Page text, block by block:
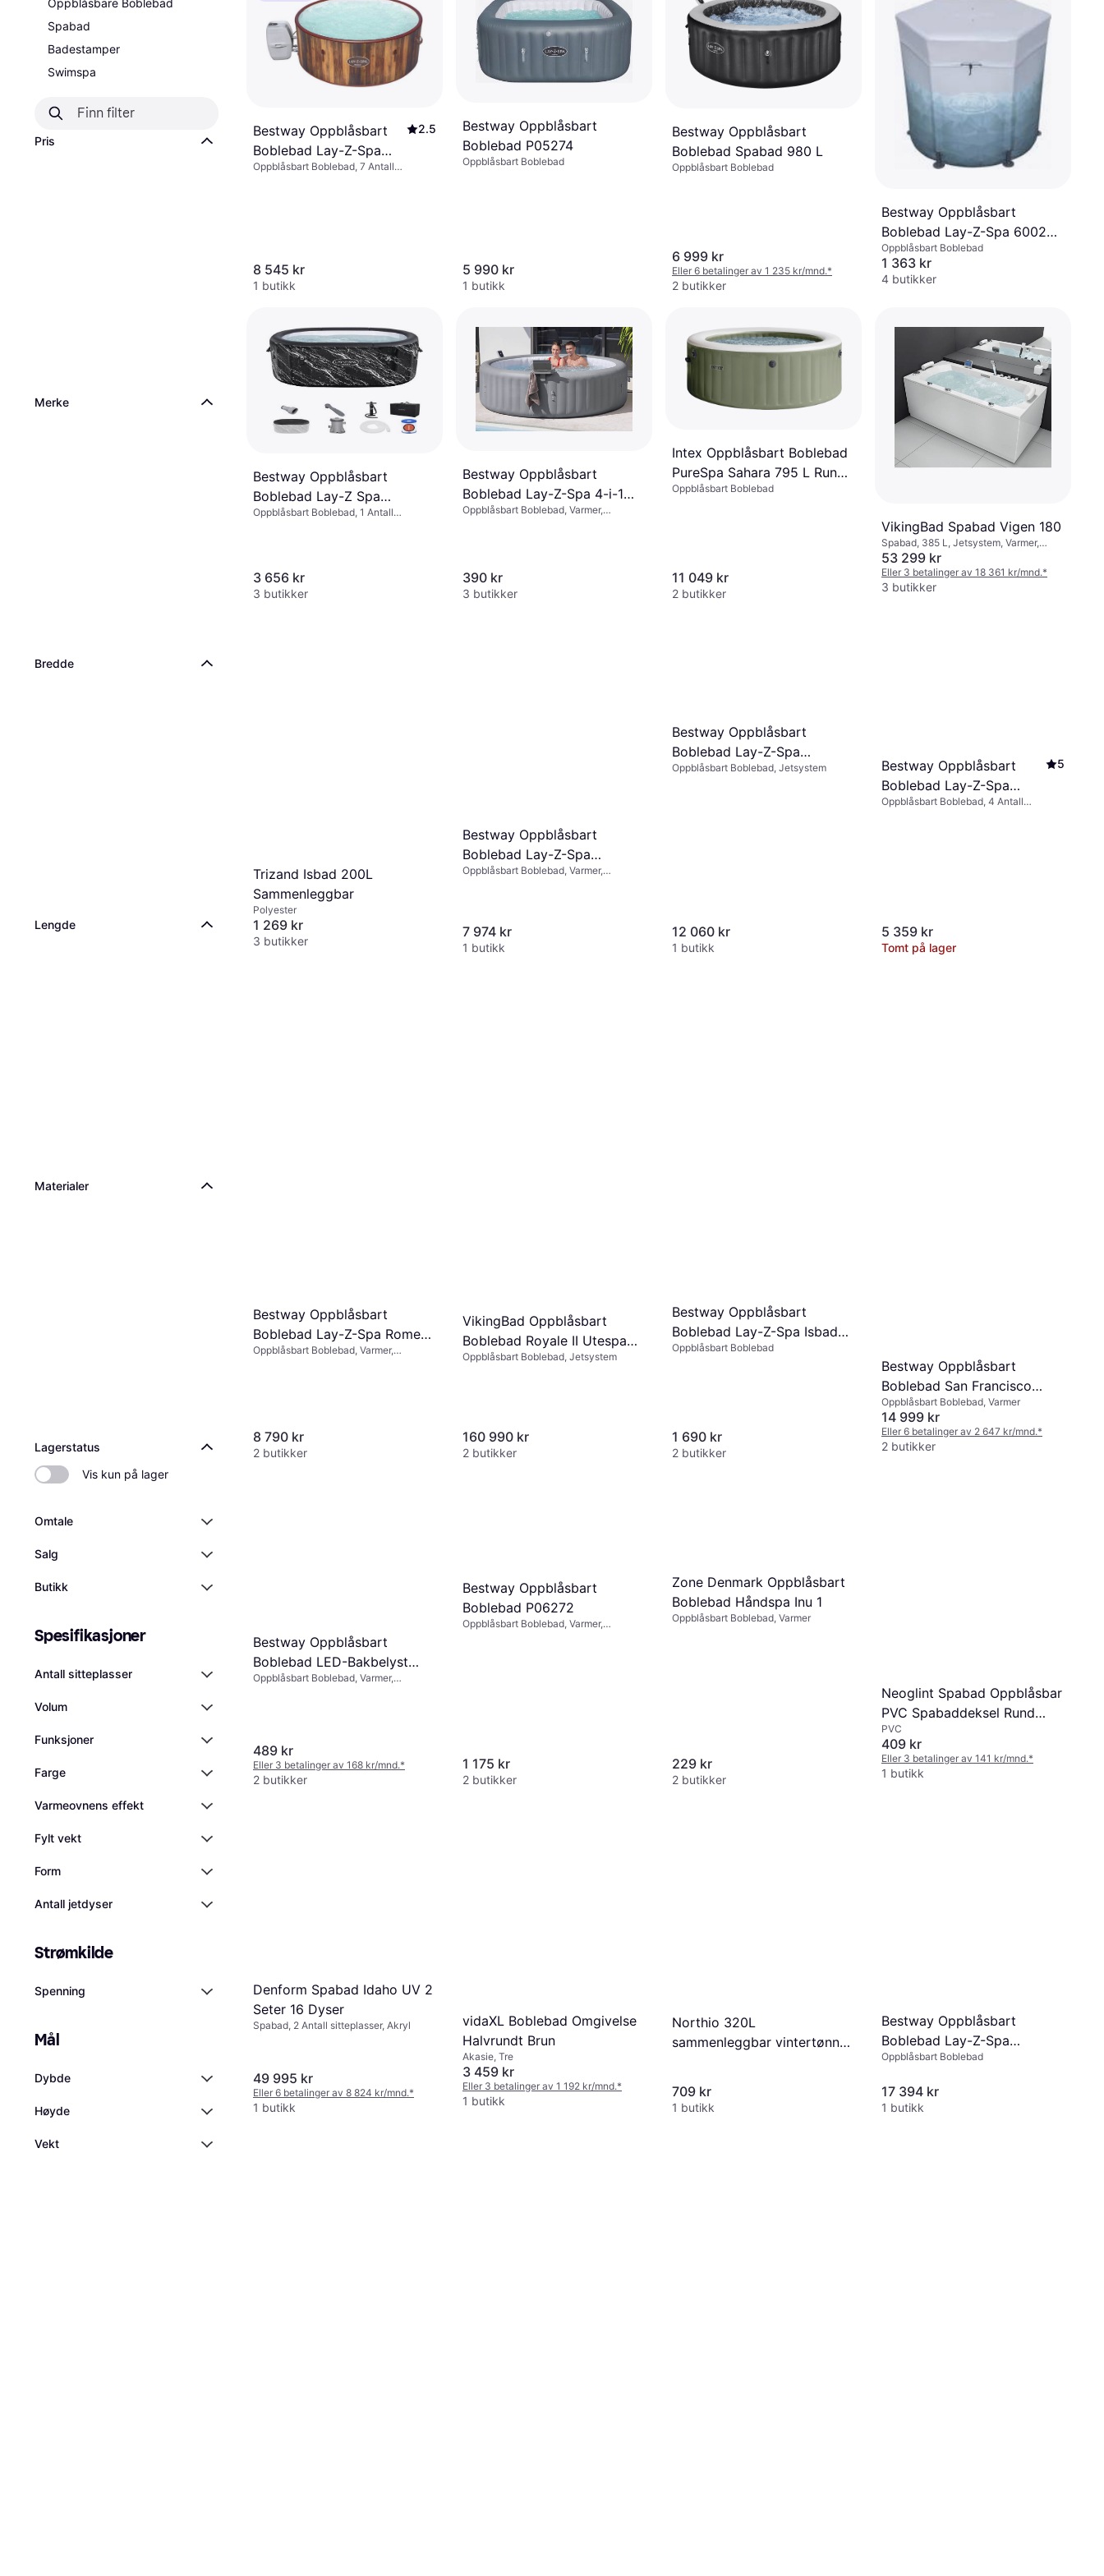
Oppblåsbare Boblebad
Spabad
Badestamper
Swimspa
Pris
Merke
Bredde
Lengde
Materialer
Lagerstatus
Vis kun på lager
Omtale
Salg
Butikk
Spesifikasjoner
Antall sitteplasser
Volum
Funksjoner
Farge
Varmeovnens effekt
Fylt vekt
Form
Antall jetdyser
Strømkilde
Spenning
Mål
Dybde
Høyde
Vekt
Bestway Oppblåsbart
Boblebad Lay-Z-Spa
Helsinki Airjet
2.5
Oppblåsbart Boblebad, 7 Antall
8 545 kr
1 butikk
Bestway Oppblåsbart
Boblebad P05274
Oppblåsbart Boblebad
5 990 kr
1 butikk
Bestway Oppblåsbart
Boblebad Spabad 980 L
Oppblåsbart Boblebad
6 999 kr
Eller 6 betalinger av 1 235 kr/mnd.*
2 butikker
Bestway Oppblåsbart
Boblebad Lay-Z-Spa 6002K
Glacial Dip Isbad 90 x 80 cm
Oppblåsbart Boblebad
1 363 kr
4 butikker
Bestway Oppblåsbart
Boblebad Lay-Z Spa
Inflatable Ice Bath
Oppblåsbart Boblebad, 1 Antall
3 656 kr
3 butikker
Bestway Oppblåsbart
Boblebad Lay-Z-Spa 4-i-1
Spabad-tilbehørsbakke
Oppblåsbart Boblebad, Varmer,
390 kr
3 butikker
Intex Oppblåsbart Boblebad
PureSpa Sahara 795 L Rund
Boblemassasje Sett
Oppblåsbart Boblebad
11 049 kr
2 butikker
VikingBad Spabad Vigen 180
Spabad, 385 L, Jetsystem, Varmer,
Boblefunksjon
53 299 kr
Eller 3 betalinger av 18 361 kr/mnd.*
3 butikker
Trizand Isbad 200L
Sammenleggbar
Polyester
1 269 kr
3 butikker
Bestway Oppblåsbart
Boblebad Lay-Z-Spa
Hollywood 6 Marble
Oppblåsbart Boblebad, Varmer,
7 974 kr
1 butikk
Bestway Oppblåsbart
Boblebad Lay-Z-Spa
Mauritius
Oppblåsbart Boblebad, Jetsystem
12 060 kr
1 butikk
Bestway Oppblåsbart
Boblebad Lay-Z-Spa
Miami AirJet 60001
5
Oppblåsbart Boblebad, 4 Antall
5 359 kr
Tomt på lager
Bestway Oppblåsbart
Boblebad Lay-Z-Spa Rome
AirJet 4-6 Pers
Oppblåsbart Boblebad, Varmer,
8 790 kr
2 butikker
VikingBad Oppblåsbart
Boblebad Royale II Utespa
Perlehvit m/lokk
Oppblåsbart Boblebad, Jetsystem
160 990 kr
2 butikker
Bestway Oppblåsbart
Boblebad Lay-Z-Spa Isbad
Oval 150cm PVC
Oppblåsbart Boblebad
1 690 kr
2 butikker
Bestway Oppblåsbart
Boblebad San Francisco
HydroJet Pro 7 Grey Marble
230x230x71cm
Oppblåsbart Boblebad, Varmer
14 999 kr
Eller 6 betalinger av 2 647 kr/mnd.*
2 butikker
Bestway Oppblåsbart
Boblebad LED-Bakbelyst
Vannfontene for Lay-Z-Spa
Oppblåsbart Boblebad, Varmer,
489 kr
Eller 3 betalinger av 168 kr/mnd.*
2 butikker
Bestway Oppblåsbart
Boblebad P06272
Oppblåsbart Boblebad, Varmer,
1 175 kr
2 butikker
Zone Denmark Oppblåsbart
Boblebad Håndspa Inu 1
Oppblåsbart Boblebad, Varmer
229 kr
2 butikker
Neoglint Spabad Oppblåsbar
PVC Spabaddeksel Rund
Universal Isolert 1,4m
PVC
409 kr
Eller 3 betalinger av 141 kr/mnd.*
1 butikk
Denform Spabad Idaho UV 2
Seter 16 Dyser
Spabad, 2 Antall sitteplasser, Akryl
49 995 kr
Eller 6 betalinger av 8 824 kr/mnd.*
1 butikk
vidaXL Boblebad Omgivelse
Halvrundt Brun
Akasie, Tre
3 459 kr
Eller 3 betalinger av 1 192 kr/mnd.*
1 butikk
Northio 320L
sammenleggbar vintertønne
709 kr
1 butikk
Bestway Oppblåsbart
Boblebad Lay-Z-Spa
Stockholm 6 Black
Oppblåsbart Boblebad
17 394 kr
1 butikk